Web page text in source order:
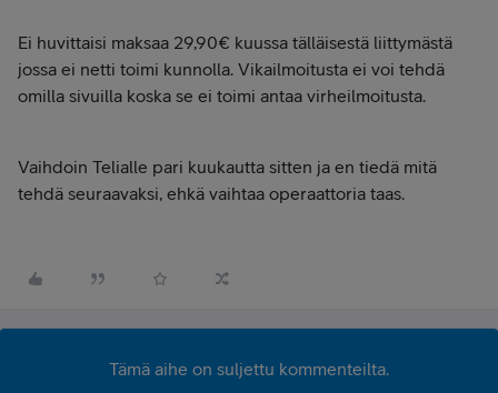
Ei huvittaisi maksaa 29,90€ kuussa tälläisestä liittymästä
jossa ei netti toimi kunnolla. Vikailmoitusta ei voi tehdä
omilla sivuilla koska se ei toimi antaa virheilmoitusta.
Vaihdoin Telialle pari kuukautta sitten ja en tiedä mitä
tehdä seuraavaksi, ehkä vaihtaa operaattoria taas.
Tämä aihe on suljettu kommenteilta.